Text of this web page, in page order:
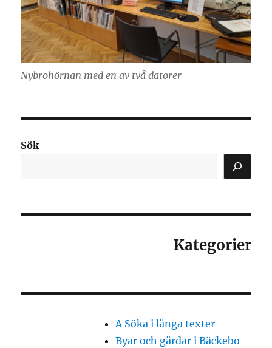
Nybrohörnan med en av två datorer
Sök
Kategorier
A Söka i långa texter
Byar och gårdar i Bäckebo